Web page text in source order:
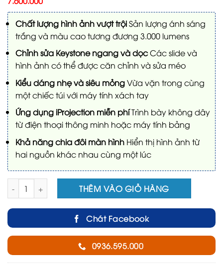
Chất lượng hình ảnh vượt trộiSản lượng ánh sáng
trắng và màu cao tương đương 3.000 lumens
Chỉnh sửa Keystone ngang và dọcCác slide và
hình ảnh có thể được căn chỉnh và sửa méo
Kiểu dáng nhẹ và siêu mỏngVừa vặn trong cùng
một chiếc túi với máy tính xách tay
Ứng dụng iProjection miễn phíTrình bày không dây
từ điện thoại thông minh hoặc máy tính bảng
Khả năng chia đôi màn hìnhHiển thị hình ảnh từ
hai nguồn khác nhau cùng một lúc
Máy chiếu epson EB-1780W New số lượng
THÊM VÀO GIỎ HÀNG
Chát Facebook
0936.595.000